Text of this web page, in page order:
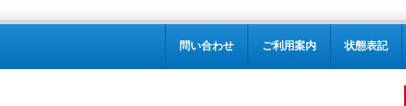
問い合わせ ご利用案内 状態表記